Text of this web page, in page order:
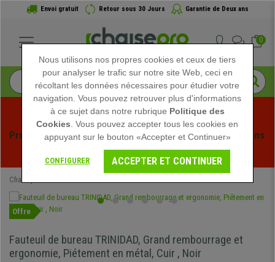
Envoi gratuit Retour sous 30 Jours Garantie de Deux ans
0
Profitez des soldes d'été chez Chaisepro ! Des réductions
exclusives pour une durée limitée - Voir l'offre
Chaisepro
Offre
Fauteuil de bureau TRINIDAD, Grand rembourrage et
ergonomie, Piétement en métal, Cuir , Noir
Nous utilisons nos propres cookies et ceux de tiers
pour analyser le trafic sur notre site Web, ceci en
récoltant les données nécessaires pour étudier votre
navigation. Vous pouvez retrouver plus d'informations
à ce sujet dans notre rubrique Politique des
Cookies . Vous pouvez accepter tous les cookies en
appuyant sur le bouton «Accepter et Continuer»
CONFIGURER ACCEPTER ET CONTINUER